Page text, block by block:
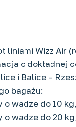
liniami Wizz Air
o dokładnej
i Balice –
bagażu:
o wadze do 10
o wadze do 20